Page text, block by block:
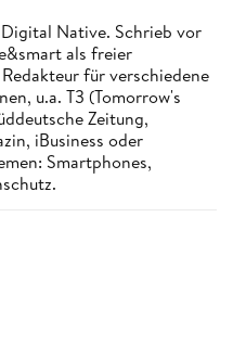
Native. Schrieb vor
als freier
für verschiedene
u.a. T3 (Tomorrow's
Zeitung,
iBusiness oder
Smartphones,